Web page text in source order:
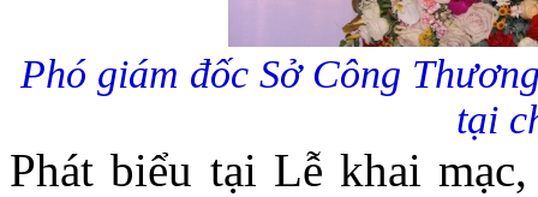
Phó giám đốc Sở Công
tại
Phát biểu tại Lễ khai